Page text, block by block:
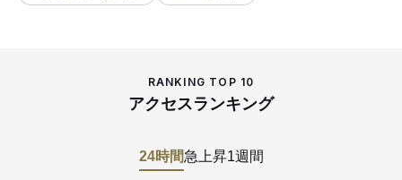
RANKING TOP 10
アクセスランキング
24時間急上昇1週間